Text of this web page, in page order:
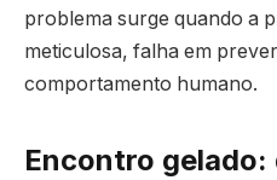
problema surge quando a
meticulosa, falha em
comportamento humano.
Encontro gelado: